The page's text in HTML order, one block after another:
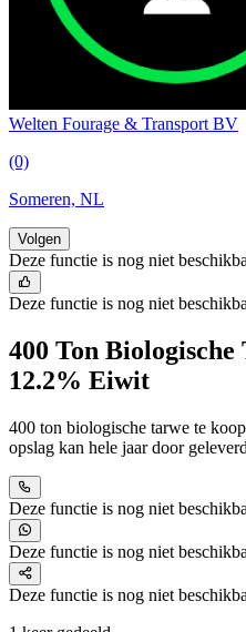
Welten Fourage & Transport BV
(0)
Someren, NL
Volgen
Deze functie is nog niet
Deze functie is nog niet
400 Ton
12.2% Eiwit
400 ton biologische tarwe te
opslag kan hele jaar door
Deze functie is nog niet
Deze functie is nog niet
Deze functie is nog niet